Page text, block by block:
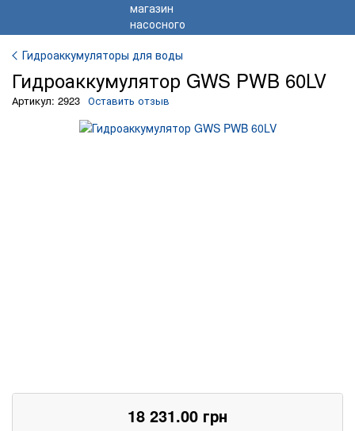
Гидроаккумуляторы для воды
Гидроаккумулятор GWS PWB 60LV
Артикул: 2923 Оставить отзыв
18 231.00 грн